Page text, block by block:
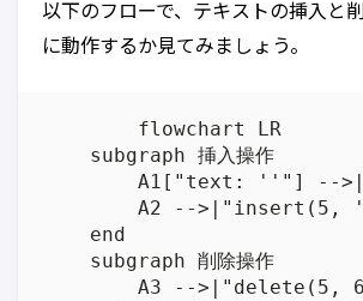
以下のフローで、テキストの挿入と
に動作するか見てみましょう。
    subgraph 挿入操作
A1["text: ''"] --
A2 -->|"insert(5,
    end
    subgraph 削除操作
A3 -->|"delete(5,